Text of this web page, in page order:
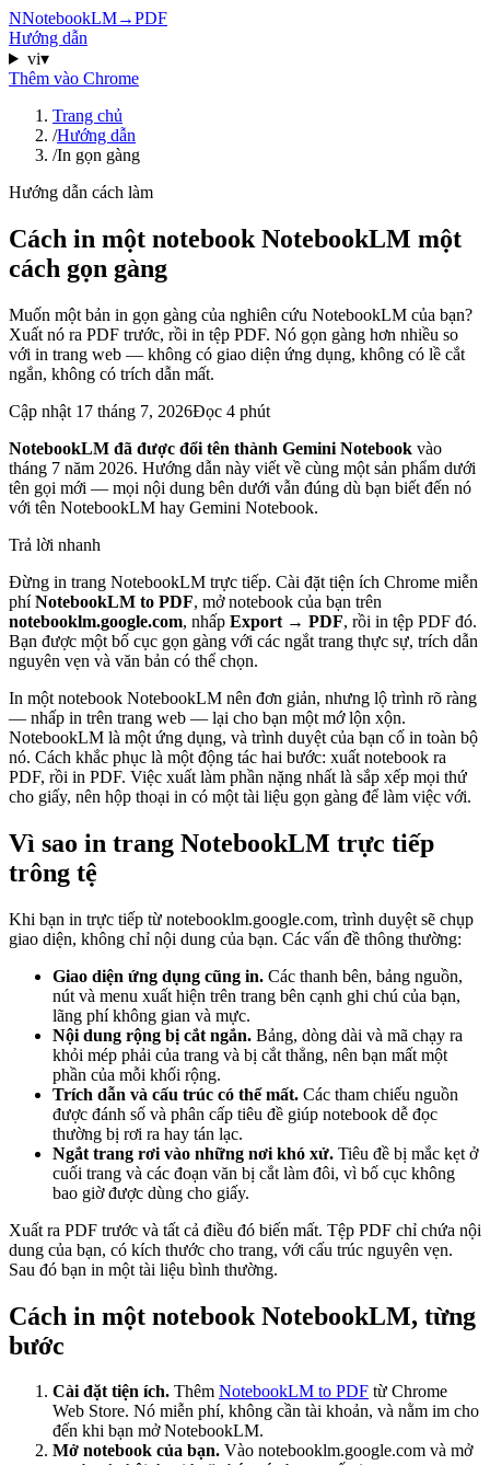
NNotebookLM→PDF
Hướng dẫn
vi▾
Thêm vào Chrome
Trang chủ
/Hướng dẫn
/In gọn gàng
Hướng dẫn cách làm
Cách in một notebook NotebookLM một
cách gọn gàng
Muốn một bản in gọn gàng của nghiên cứu NotebookLM của bạn?
Xuất nó ra PDF trước, rồi in tệp PDF. Nó gọn gàng hơn nhiều so
với in trang web — không có giao diện ứng dụng, không có lề cắt
ngắn, không có trích dẫn mất.
Cập nhật 17 tháng 7, 2026Đọc 4 phút
NotebookLM đã được đổi tên thành Gemini Notebook vào
tháng 7 năm 2026. Hướng dẫn này viết về cùng một sản phẩm dưới
tên gọi mới — mọi nội dung bên dưới vẫn đúng dù bạn biết đến nó
với tên NotebookLM hay Gemini Notebook.
Trả lời nhanh
Đừng in trang NotebookLM trực tiếp. Cài đặt tiện ích Chrome miễn
phíNotebookLM to PDF, mở notebook của bạn trên
notebooklm.google.com, nhấp Export → PDF, rồi in tệp PDF đó.
Bạn được một bố cục gọn gàng với các ngắt trang thực sự, trích dẫn
nguyên vẹn và văn bản có thể chọn.
In một notebook NotebookLM nên đơn giản, nhưng lộ trình rõ ràng
— nhấp in trên trang web — lại cho bạn một mớ lộn xộn.
NotebookLM là một ứng dụng, và trình duyệt của bạn cố in toàn bộ
nó. Cách khắc phục là một động tác hai bước: xuất notebook ra
PDF, rồi in PDF. Việc xuất làm phần nặng nhất là sắp xếp mọi thứ
cho giấy, nên hộp thoại in có một tài liệu gọn gàng để làm việc với.
Vì sao in trang NotebookLM trực tiếp
trông tệ
Khi bạn in trực tiếp từ notebooklm.google.com, trình duyệt sẽ chụp
giao diện, không chỉ nội dung của bạn. Các vấn đề thông thường:
Giao diện ứng dụng cũng in. Các thanh bên, bảng nguồn,
nút và menu xuất hiện trên trang bên cạnh ghi chú của bạn,
lãng phí không gian và mực.
Nội dung rộng bị cắt ngắn. Bảng, dòng dài và mã chạy ra
khỏi mép phải của trang và bị cắt thẳng, nên bạn mất một
phần của mỗi khối rộng.
Trích dẫn và cấu trúc có thể mất. Các tham chiếu nguồn
được đánh số và phân cấp tiêu đề giúp notebook dễ đọc
thường bị rơi ra hay tán lạc.
Ngắt trang rơi vào những nơi khó xử. Tiêu đề bị mắc kẹt ở
cuối trang và các đoạn văn bị cắt làm đôi, vì bố cục không
bao giờ được dùng cho giấy.
Xuất ra PDF trước và tất cả điều đó biến mất. Tệp PDF chỉ chứa nội
dung của bạn, có kích thước cho trang, với cấu trúc nguyên vẹn.
Sau đó bạn in một tài liệu bình thường.
Cách in một notebook NotebookLM, từng
bước
Cài đặt tiện ích. Thêm NotebookLM to PDF từ Chrome
Web Store. Nó miễn phí, không cần tài khoản, và nằm im cho
đến khi bạn mở NotebookLM.
Mở notebook của bạn. Vào notebooklm.google.com và mở